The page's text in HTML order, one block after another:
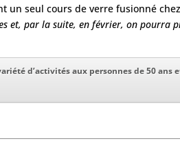
un seul cours de verre fusionné
et, par la suite, en février, on pourra
d’activités aux personnes de 50 ans